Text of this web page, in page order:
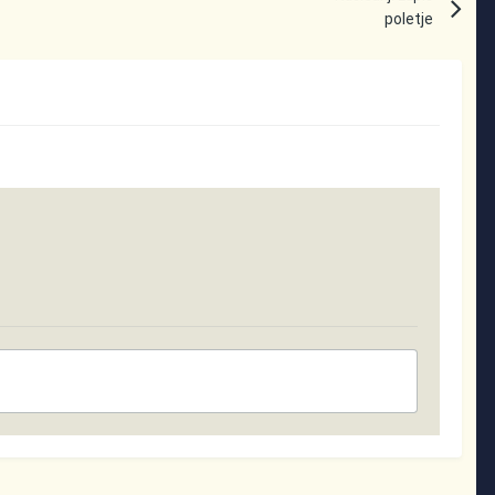
poletje